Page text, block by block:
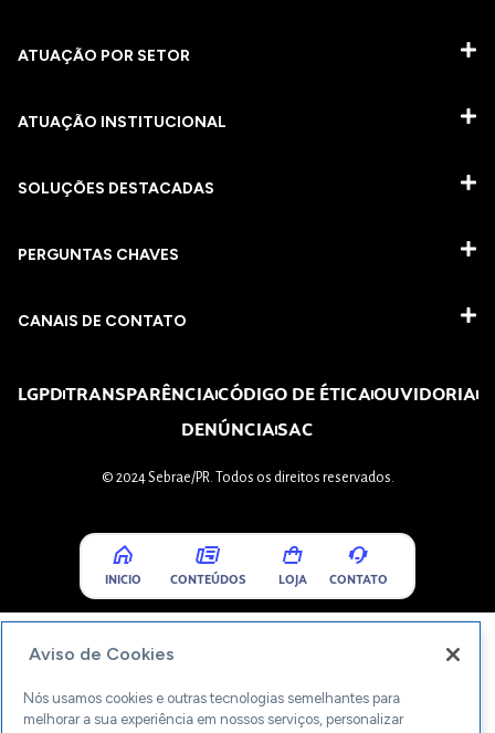
ATUAÇÃO POR SETOR
ATUAÇÃO INSTITUCIONAL
SOLUÇÕES DESTACADAS
PERGUNTAS CHAVES​
CANAIS DE CONTATO
LGPDTRANSPARÊNCIACÓDIGO DE ÉTICAOUVIDORIA
DENÚNCIASAC
© 2024 Sebrae/PR. Todos os direitos reservados.
INICIO CONTEÚDOS LOJA CONTATO
Aviso de Cookies
Nós usamos cookies e outras tecnologias semelhantes para
melhorar a sua experiência em nossos serviços, personalizar